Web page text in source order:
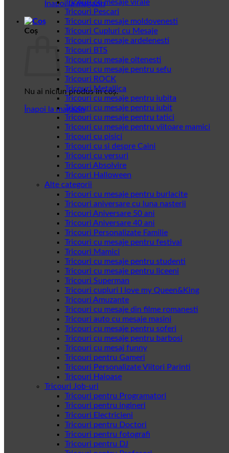
Înapoi la magazin
Coș
Nu ai niciun produs în coș.
Înapoi la magazin
Tricouri cu mesaje virale
Tricouri Pescari
Tricouri cu mesaje moldovenesti
Tricouri Cupluri cu Mesaje
Tricouri cu mesaje ardelenesti
Tricouri BTS
Tricouri cu mesaje oltenesti
Tricouri cu mesaje pentru sefu
Tricouri ROCK
Tricouri Metallica
Tricouri cu mesaje pentru iubita
Tricouri cu mesaje pentru iubit
Tricouri cu mesaje pentru tatici
Tricouri cu mesaje pentru viitoare mamici
Tricouri cu pisici
Tricouri cu si despre Caini
Tricouri cu versuri
Tricouri Absolvire
Tricouri Halloween
Alte categorii
Tricouri cu mesaje pentru burlacite
Tricouri aniversare cu luna nasterii
Tricouri Aniversare 50 ani
Tricouri Aniversare 40 ani
Tricouri Personalizate Familie
Tricouri cu mesaje pentru festival
Tricouri Mamici
Tricouri cu mesaje pentru studenti
Tricouri cu mesaje pentru liceeni
Tricouri Superman
Tricouri cupluri I love my Queen&King
Tricouri Amuzante
Tricouri cu mesaje din filme romanesti
Tricouri auto cu mesaje masini
Tricouri cu mesaje pentru soferi
Tricouri cu mesaje pentru barbosi
Tricouri cu mesaj funny
Tricouri pentru Gameri
Tricouri Personalizate Viitori Parinti
Tricouri Haioase
Tricouri Job-uri
Tricouri pentru Programatori
Tricouri pentru ingineri
Tricouri Electricieni
Tricouri pentru Doctori
Tricouri pentru fotografi
Tricouri pentru DJ